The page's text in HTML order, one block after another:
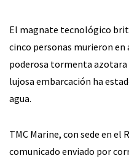
El magnate tecnológico
cinco personas murieron en
poderosa tormenta azotara
lujosa embarcación ha
agua.
TMC Marine, con sede en el
comunicado enviado por